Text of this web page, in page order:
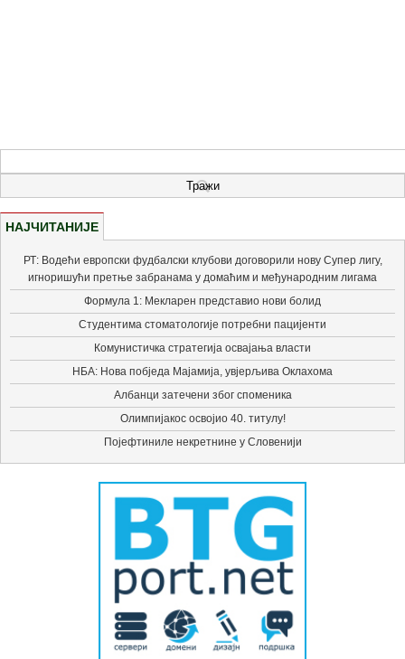
НАЈЧИТАНИЈЕ
РТ: Водећи европски фудбалски клубови договорили нову Супер лигу,
игноришући претње забранама у домаћим и међународним лигама
Формула 1: Мекларен представио нови болид
Студентима стоматологије потребни пацијенти
Комунистичка стратегија освајања власти
НБА: Нова побједа Мајамија, увјерљива Оклахома
Албанци затечени због споменика
Олимпијакос освојио 40. титулу!
Појефтиниле некретнине у Словенији